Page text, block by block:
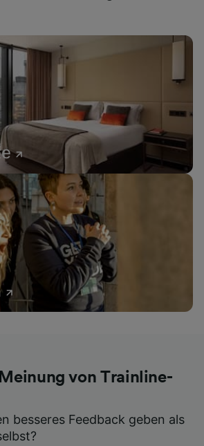
von Trainline-
besseres Feedback geben als